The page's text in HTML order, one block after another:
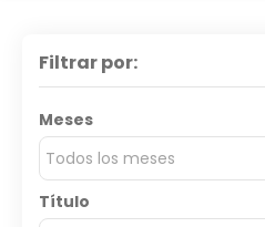
Filtrar por:
Meses
Todos los meses
Título